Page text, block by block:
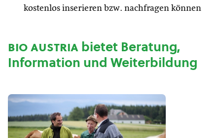
kostenlos inserieren bzw. nachfragen können
bio austriabietet Beratung,
Information und Weiterbildung